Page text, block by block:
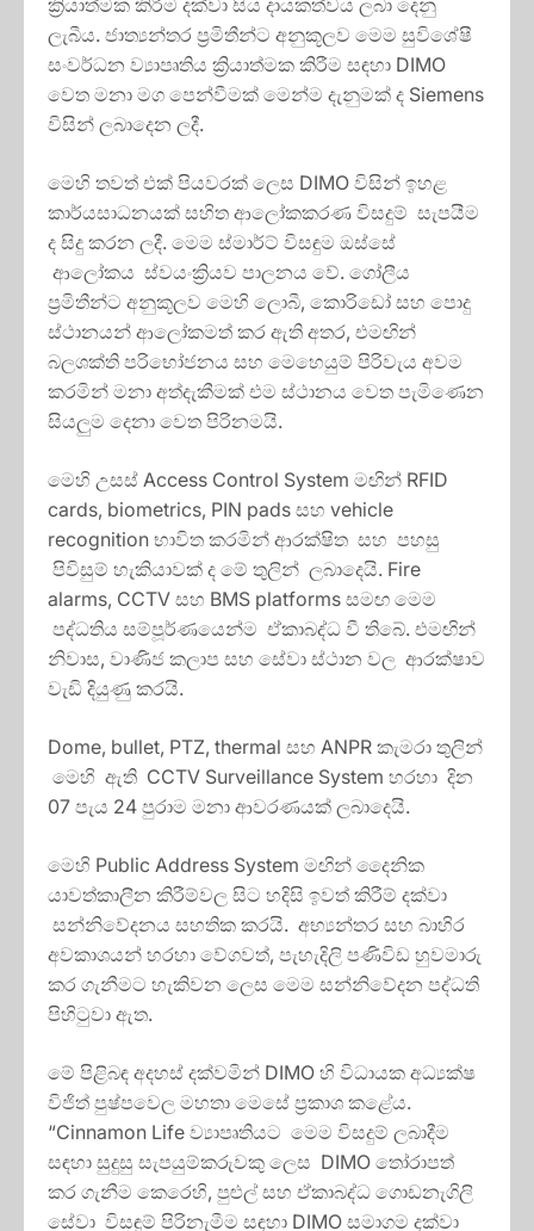
ක්‍රියාත්මක කිරීම දක්වා සිය දායකත්වය ලබා දෙනු
ලැබීය. ජාත්‍යන්තර ප්‍රමිතීන්ට අනුකූලව මෙම සුවිශේෂී
සංවර්ධන ව්‍යාපෘතිය ක්‍රියාත්මක කිරීම සඳහා DIMO
වෙත මනා මග පෙන්වීමක් මෙන්ම දැනුමක් ද Siemens
විසින් ලබාදෙන ලදී.
මෙහි තවත් එක් පියවරක් ලෙස DIMO විසින් ඉහළ
කාර්යසාධනයක් සහිත ආලෝකකරණ විසදුම් සැපයීම
ද සිදු කරන ලදී. මෙම ස්මාර්ට් විසඳුම ඔස්සේ
ආලෝකය ස්වයංක්‍රියව පාලනය වේ. ගෝලීය
ප්‍රමිතීන්ට අනුකූලව මෙහි ලොබී, කොරිඩෝ සහ පොදු
ස්ථානයන් ආලෝකමත් කර ඇති අතර, එමඟින්
බලශක්ති පරිභෝජනය සහ මෙහෙයුම් පිරිවැය අවම
කරමින් මනා අත්දැකීමක් එම ස්ථානය වෙත පැමිණෙන
සියලුම දෙනා වෙත පිරිනමයි.
මෙහි උසස් Access Control System මඟින් RFID
cards, biometrics, PIN pads සහ vehicle
recognition භාවිත කරමින් ආරක්ෂිත සහ පහසු
පිවිසුම් හැකියාවක් ද මේ තුලින් ලබාදෙයි. Fire
alarms, CCTV සහ BMS platforms සමඟ මෙම
පද්ධතිය සම්පූර්ණයෙන්ම ඒකාබද්ධ වී තිබේ. එමඟින්
නිවාස, වාණිජ කලාප සහ සේවා ස්ථාන වල ආරක්ෂාව
වැඩි දියුණු කරයි.
Dome, bullet, PTZ, thermal සහ ANPR කැමරා තුලින්
මෙහි ඇති CCTV Surveillance System හරහා දින
07 පැය 24 පුරාම මනා ආවරණයක් ලබාදෙයි.
මෙහි Public Address System මඟින් දෛනික
යාවත්කාලීන කිරීම්වල සිට හදිසි ඉවත් කිරීම් දක්වා
සන්නිවේදනය සහතික කරයි. අභ්‍යන්තර සහ බාහිර
අවකාශයන් හරහා වේගවත්, පැහැදිලි පණිවිඩ හුවමාරු
කර ගැනීමට හැකිවන ලෙස මෙම සන්නිවේදන පද්ධති
පිහිටුවා ඇත.
මේ පිළිබඳ අදහස් දක්වමින් DIMO හි විධායක අධ්‍යක්ෂ
විජිත් පුෂ්පවෙල මහතා මෙසේ ප්‍රකාශ කළේය.
“Cinnamon Life ව්‍යාපෘතියට මෙම විසදුම් ලබාදීම
සඳහා සුදුසු සැපයුම්කරුවකු ලෙස DIMO තෝරාපත්
කර ගැනීම කෙරෙහි, පුළුල් සහ ඒකාබද්ධ ගොඩනැගිලි
සේවා විසඳුම් පිරිනැමීම සඳහා DIMO සමාගම දක්වා